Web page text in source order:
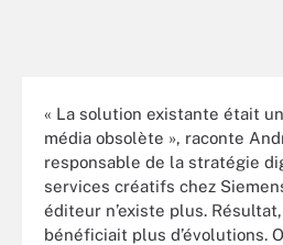
« La solution existante était
média obsolète », raconte
responsable de la stratégie
services créatifs chez
éditeur n’existe plus.
bénéficiait plus d’évolutions.